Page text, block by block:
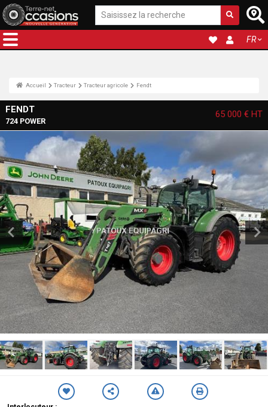
FR
Accueil Tracteur Tracteur agricole Fendt
FENDT
724 POWER
65 000 € HT